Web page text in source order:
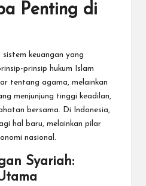
Penting di
keuangan yang
prinsip hukum Islam
tentang agama, melainkan
menjunjung tinggi keadilan,
bersama. Di Indonesia,
hal baru, melainkan pilar
nasional.
Syariah: